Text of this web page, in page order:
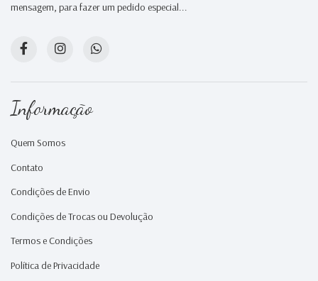
mensagem, para fazer um pedido especial...
Informação
Quem Somos
Contato
Condições de Envio
Condições de Trocas ou Devolução
Termos e Condições
Política de Privacidade